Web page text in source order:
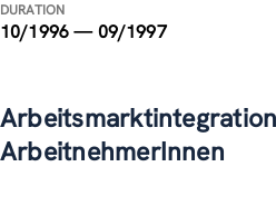
DURATION
10/1996 — 09/1997
ArbeitnehmerInnen